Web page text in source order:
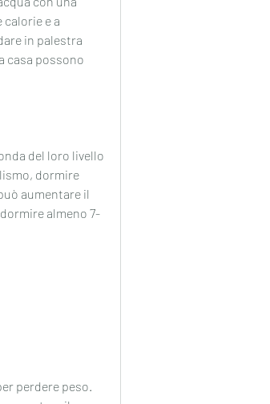
e a
in palestra
casa possono
del loro livello
dormire
aumentare il
almeno 7-
perdere peso.